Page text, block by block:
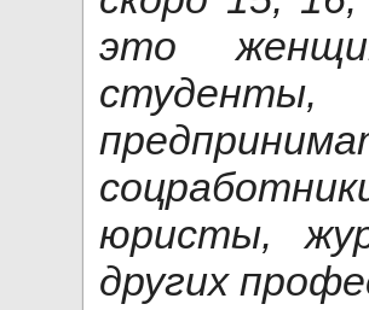
это
юристы,
других